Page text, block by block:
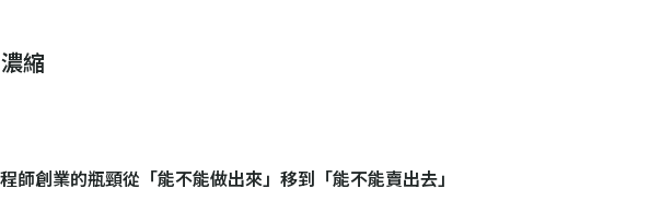
縮
師創業的瓶頸從「能不能做出來」移到「能不能賣出去」